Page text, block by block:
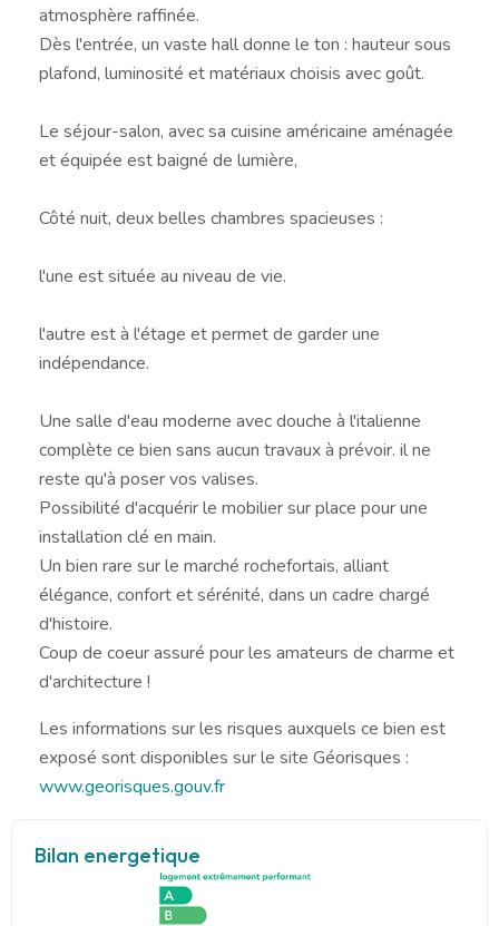
atmosphère raffinée.
Dès l'entrée, un vaste hall donne le ton : hauteur sous
plafond, luminosité et matériaux choisis avec goût.
Le séjour-salon, avec sa cuisine américaine aménagée
et équipée est baigné de lumière,
Côté nuit, deux belles chambres spacieuses :
l'une est située au niveau de vie.
l'autre est à l'étage et permet de garder une
indépendance.
Une salle d'eau moderne avec douche à l'italienne
complète ce bien sans aucun travaux à prévoir. il ne
reste qu'à poser vos valises.
Possibilité d'acquérir le mobilier sur place pour une
installation clé en main.
Un bien rare sur le marché rochefortais, alliant
élégance, confort et sérénité, dans un cadre chargé
d'histoire.
Coup de coeur assuré pour les amateurs de charme et
d'architecture !
Les informations sur les risques auxquels ce bien est
exposé sont disponibles sur le site Géorisques :
www.georisques.gouv.fr
Bilan energetique